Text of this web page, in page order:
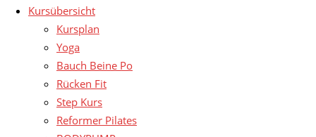
Kursübersicht
Kursplan
Yoga
Bauch Beine Po
Rücken Fit
Step Kurs
Reformer Pilates